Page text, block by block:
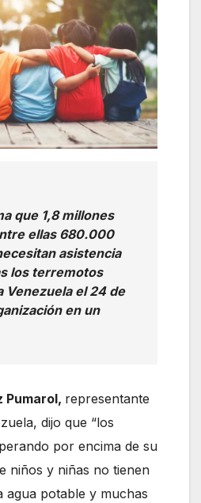
que 1,8 millones
ellas 680.000
asistencia
los terremotos
Venezuela el 24 de
en un
Pumarol, representante
dijo que “los
por encima de su
niños y niñas no tienen
agua potable y muchas